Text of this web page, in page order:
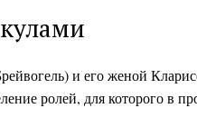
и его женой
ролей, для которого в